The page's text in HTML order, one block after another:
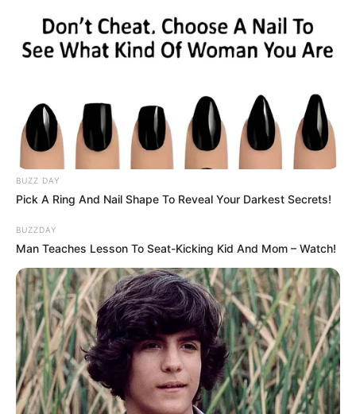
BUZZ DAY
Pick A Ring And Nail Shape To Reveal Your Darkest Secrets!
BUZZDAY
Man Teaches Lesson To Seat-Kicking Kid And Mom – Watch!